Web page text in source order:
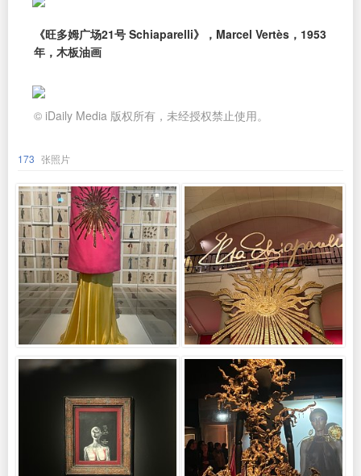
《旺多姆广场21号 Schiaparelli》，Marcel Vertès，1953
年，木板油画
© iDaily Media 版权所有，未经授权禁止使用。
173 张照片